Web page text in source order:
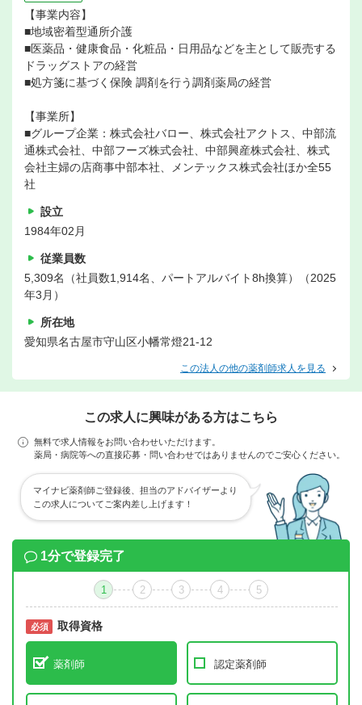
【事業内容】
■地域密着型通所介護
■医薬品・健康食品・化粧品・日用品などを主として販売する
ドラッグストアの経営
■処方箋に基づく保険 調剤を行う調剤薬局の経営
【事業所】
■グループ企業：株式会社バロー、株式会社アクトス、中部流
通株式会社、中部フーズ株式会社、中部興産株式会社、株式
会社主婦の店商事中部本社、メンテックス株式会社ほか全55
社
設立
1984年02月
従業員数
5,309名（社員数1,914名、パートアルバイト8h換算）（2025
年3月）
所在地
愛知県名古屋市守山区小幡常燈21-12
この法人の他の薬剤師求人を見る
この求人に興味がある方はこちら
無料で求人情報をお問い合わせいただけます。
薬局・病院等への直接応募・問い合わせではありませんのでご安心ください。
マイナビ薬剤師ご登録後、担当のアドバイザーより
この求人についてご案内差し上げます！
1分で登録完了
1 2 3 4 5
必須 取得資格
薬剤師 認定薬剤師